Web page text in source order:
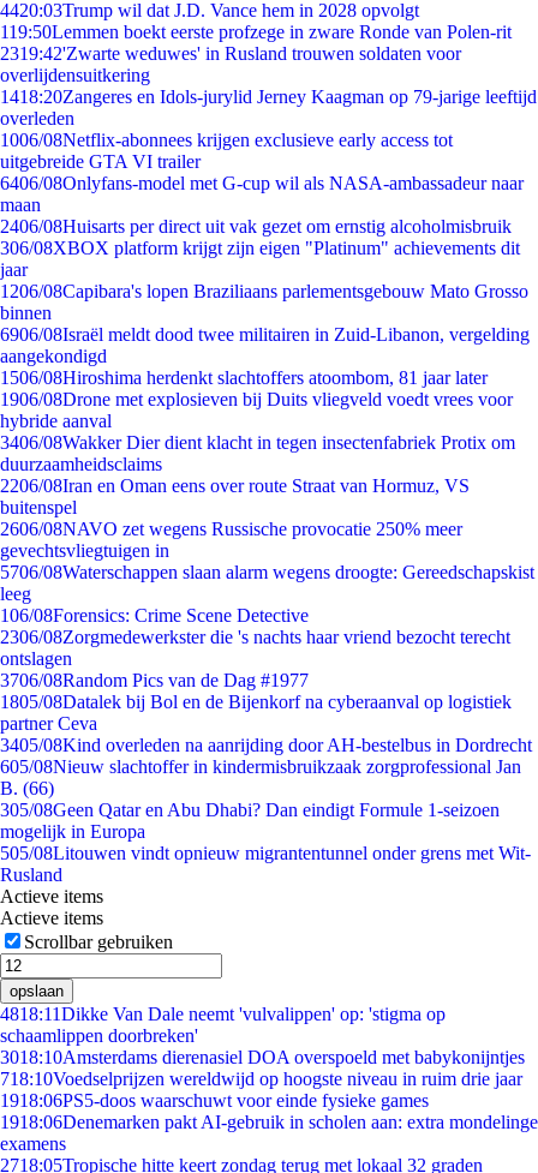
4420:03Trump wil dat J.D. Vance hem in 2028 opvolgt
119:50Lemmen boekt eerste profzege in zware Ronde van Polen-rit
2319:42'Zwarte weduwes' in Rusland trouwen soldaten voor
overlijdensuitkering
1418:20Zangeres en Idols-jurylid Jerney Kaagman op 79-jarige leeftijd
overleden
1006/08Netflix-abonnees krijgen exclusieve early access tot
uitgebreide GTA VI trailer
6406/08Onlyfans-model met G-cup wil als NASA-ambassadeur naar
maan
2406/08Huisarts per direct uit vak gezet om ernstig alcoholmisbruik
306/08XBOX platform krijgt zijn eigen "Platinum" achievements dit
jaar
1206/08Capibara's lopen Braziliaans parlementsgebouw Mato Grosso
binnen
6906/08Israël meldt dood twee militairen in Zuid-Libanon, vergelding
aangekondigd
1506/08Hiroshima herdenkt slachtoffers atoombom, 81 jaar later
1906/08Drone met explosieven bij Duits vliegveld voedt vrees voor
hybride aanval
3406/08Wakker Dier dient klacht in tegen insectenfabriek Protix om
duurzaamheidsclaims
2206/08Iran en Oman eens over route Straat van Hormuz, VS
buitenspel
2606/08NAVO zet wegens Russische provocatie 250% meer
gevechtsvliegtuigen in
5706/08Waterschappen slaan alarm wegens droogte: Gereedschapskist
leeg
106/08Forensics: Crime Scene Detective
2306/08Zorgmedewerkster die 's nachts haar vriend bezocht terecht
ontslagen
3706/08Random Pics van de Dag #1977
1805/08Datalek bij Bol en de Bijenkorf na cyberaanval op logistiek
partner Ceva
3405/08Kind overleden na aanrijding door AH-bestelbus in Dordrecht
605/08Nieuw slachtoffer in kindermisbruikzaak zorgprofessional Jan
B. (66)
305/08Geen Qatar en Abu Dhabi? Dan eindigt Formule 1-seizoen
mogelijk in Europa
505/08Litouwen vindt opnieuw migrantentunnel onder grens met Wit-
Rusland
Actieve items
Actieve items
Scrollbar gebruiken
opslaan
4818:11Dikke Van Dale neemt 'vulvalippen' op: 'stigma op
schaamlippen doorbreken'
3018:10Amsterdams dierenasiel DOA overspoeld met babykonijntjes
718:10Voedselprijzen wereldwijd op hoogste niveau in ruim drie jaar
1918:06PS5-doos waarschuwt voor einde fysieke games
1918:06Denemarken pakt AI-gebruik in scholen aan: extra mondelinge
examens
2718:05Tropische hitte keert zondag terug met lokaal 32 graden